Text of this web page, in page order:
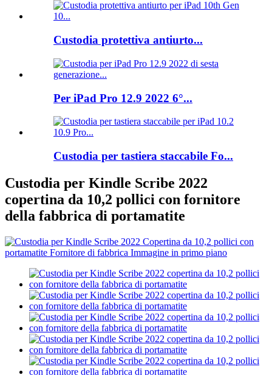
Custodia protettiva antiurto...
Per iPad Pro 12.9 2022 6°...
Custodia per tastiera staccabile Fo...
Custodia per Kindle Scribe 2022
copertina da 10,2 pollici con fornitore
della fabbrica di portamatite